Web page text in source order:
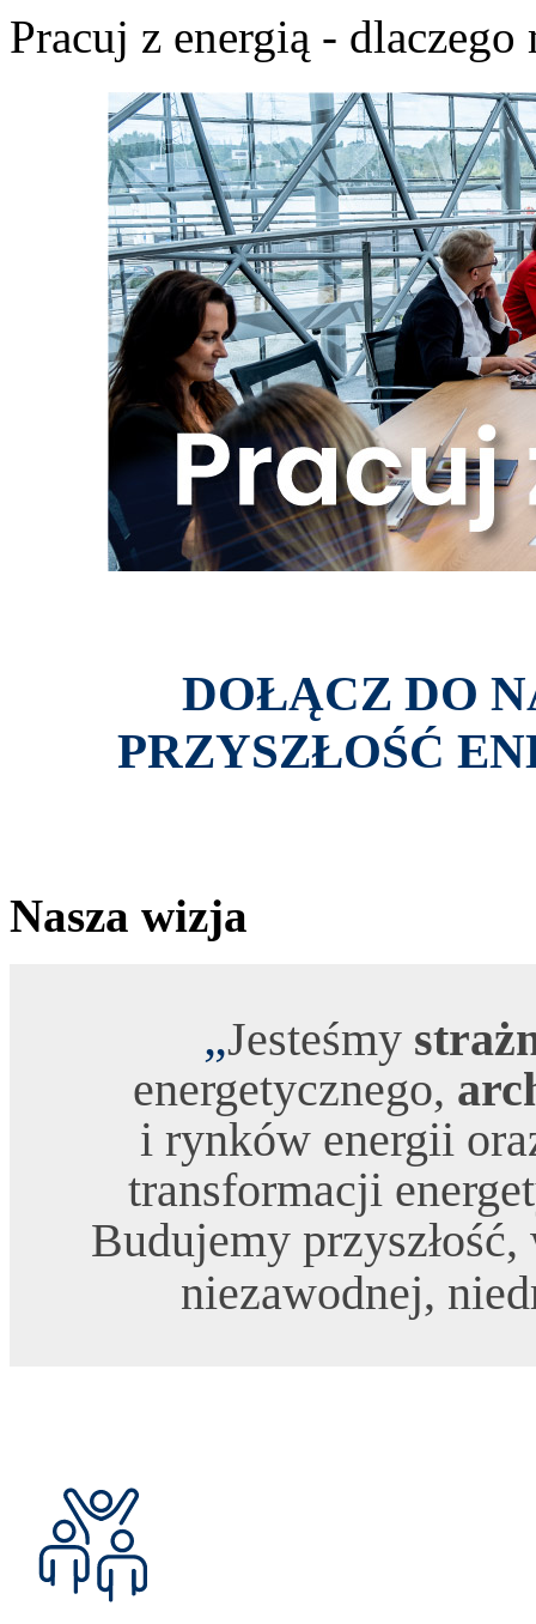
Pracuj z energią - dlaczego
DOŁĄCZ DO
PRZYSZŁOŚĆ
Nasza wizja
„Jesteśmy
energetycznego,
i rynków energii
transformacji
Budujemy
niezawodnej,